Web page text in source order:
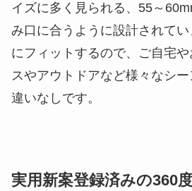
イズに多く見られる、55～
み口に合うように設計されて
にフィットするので、ご自宅
スやアウトドアなど様々なシ
違いなしです。
実用新案登録済みの360